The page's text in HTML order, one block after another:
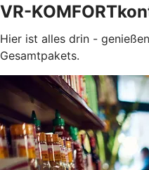
VR-
Hier ist alles drin -
Gesamtpakets.